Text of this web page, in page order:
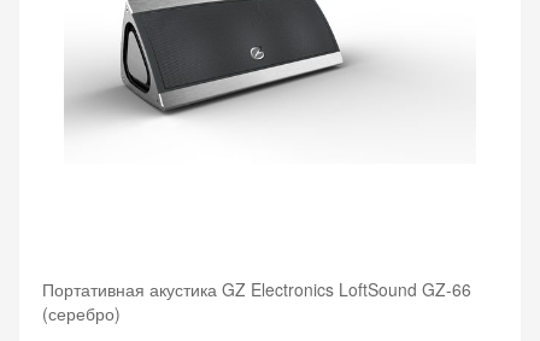
Портативная акустика GZ Electronics LoftSound GZ-66
(серебро)